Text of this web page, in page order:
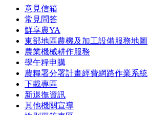
意見信箱
常見問答
鮮享農YA
東部地區農機及加工設備服務地圖
農業機械耕作服務
學午糧申購
農糧署分署計畫經費網路作業系統
下載專區
新退撫資訊
其他機關宣導